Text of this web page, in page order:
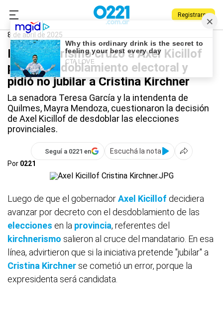
Registrarse
0221.com.ar
Axel Kicillof
8 de abril de 2025
El kirchnerismo cruzó a Axel Kicillof
por el desdoblamiento electoral y
pidió no jubilar a Cristina Kirchner
La senadora Teresa García y la intendenta de
Quilmes, Mayra Mendoza, cuestionaron la decisión
de Axel Kicillof de desdoblar las elecciones
provinciales.
Seguí a 0221 en
Escuchá la nota
Por 0221
Luego de que el gobernadorAxel Kicillof decidiera
avanzar por decreto con el desdoblamiento de las
elecciones en la provincia, referentes del
kirchnerismo salieron al cruce del mandatario. En esa
línea, advirtieron que si la iniciativa pretende "jubilar" a
Cristina Kirchner se cometió un error, porque la
expresidenta será candidata.